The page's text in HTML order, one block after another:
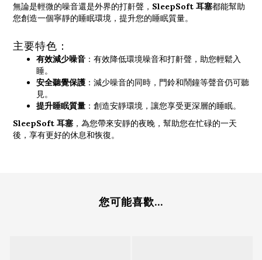
無論是輕微的噪音還是外界的打鼾聲， SleepSoft 耳塞都能幫助
您創造一個寧靜的睡眠環境，提升您的睡眠質量。
主要特色：
有效減少噪音 ：有效降低環境噪音和打鼾聲，助您輕鬆入
睡。
安全聽覺保護 ：減少噪音的同時，門鈴和鬧鐘等聲音仍可聽
見。
提升睡眠質量 ：創造安靜環境，讓您享受更深層的睡眠。
SleepSoft 耳塞 ，為您帶來安靜的夜晚，幫助您在忙碌的一天
後，享有更好的休息和恢復。
您可能喜歡...